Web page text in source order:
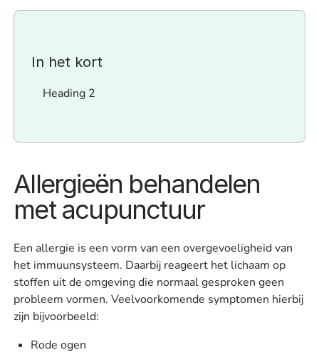
In het kort
Heading 2
Allergieën behandelen
met acupunctuur
Een allergie is een vorm van een overgevoeligheid van
het immuunsysteem. Daarbij reageert het lichaam op
stoffen uit de omgeving die normaal gesproken geen
probleem vormen. Veelvoorkomende symptomen hierbij
zijn bijvoorbeeld:
Rode ogen